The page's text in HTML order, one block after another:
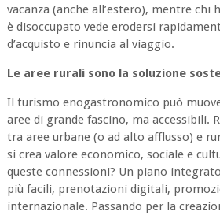
vacanza (anche all’estero), mentre chi
è disoccupato vede erodersi
d’acquisto e rinuncia al viaggio.
Le aree rurali sono la soluzione
Il turismo enogastronomico può
aree di grande fascino, ma accessibili.
tra aree urbane (o ad alto afflusso) e
si crea valore economico, sociale e
queste connessioni? Un piano
più facili, prenotazioni digitali,
internazionale. Passando per la